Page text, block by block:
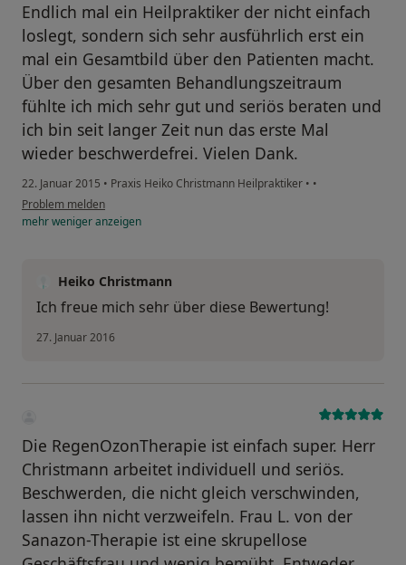
Endlich mal ein Heilpraktiker der nicht einfach
loslegt, sondern sich sehr ausführlich erst ein
mal ein Gesamtbild über den Patienten macht.
Über den gesamten Behandlungszeitraum
fühlte ich mich sehr gut und seriös beraten und
ich bin seit langer Zeit nun das erste Mal
wieder beschwerdefrei. Vielen Dank.
22. Januar 2015 • Praxis Heiko Christmann Heilpraktiker • •
Problem melden
mehrwenigeranzeigen
Heiko Christmann
Ich freue mich sehr über diese Bewertung!
27. Januar 2016
Die RegenOzonTherapie ist einfach super. Herr
Christmann arbeitet individuell und seriös.
Beschwerden, die nicht gleich verschwinden,
lassen ihn nicht verzweifeln. Frau L. von der
Sanazon-Therapie ist eine skrupellose